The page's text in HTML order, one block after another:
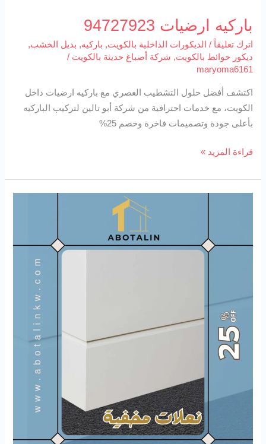
باركيه ارضيات 94727923
اترك تعليقاً / الديكورات الداخلية بالكويت, باركيه, بديل الخشب,
ديكور حوائط بالكويت, شركة أصباغ حديثة بالكويت /
maryoma6161
اكتشف أفضل حلول التشطيب العصري مع باركيه ارضيات داخل
الكويت، مع خدمات احترافية من شركة أبو تالين لتركيب الباركيه
بأعلى جودة وتصميمات فاخرة وخصم 25%
قراءة المزيد »